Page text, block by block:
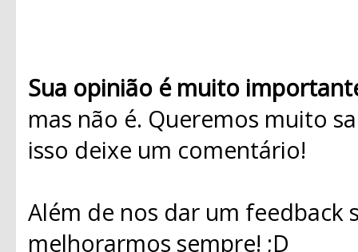
Sua opinião é muito
mas não é. Queremos muito
isso deixe um comentário!
Além de nos dar um
melhorarmos sempre! ;D